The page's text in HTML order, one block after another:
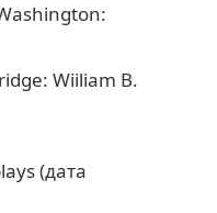
Wiiliam B.
(дата